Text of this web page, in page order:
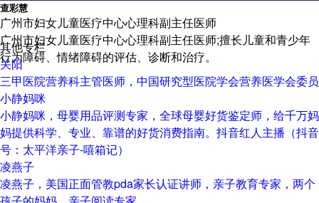
查彩慧
广州市妇女儿童医疗中心心理科副主任医师
广州市妇女儿童医疗中心心理科副主任医师;擅长儿童和青少年
行为障碍、情绪障碍的评估、诊断和治疗。
其他专栏
关阳
三甲医院营养科主管医师，中国研究型医院学会营养医学会委员
小静妈咪
小静妈咪，母婴用品评测专家，全球母婴好货鉴定师，给千万妈
妈提供科学、专业、靠谱的好货消费指南。抖音红人主播（抖音
号：太平洋亲子-嘻箱记）
凌燕子
凌燕子，美国正面管教pda家长认证讲师，亲子教育专家，两个